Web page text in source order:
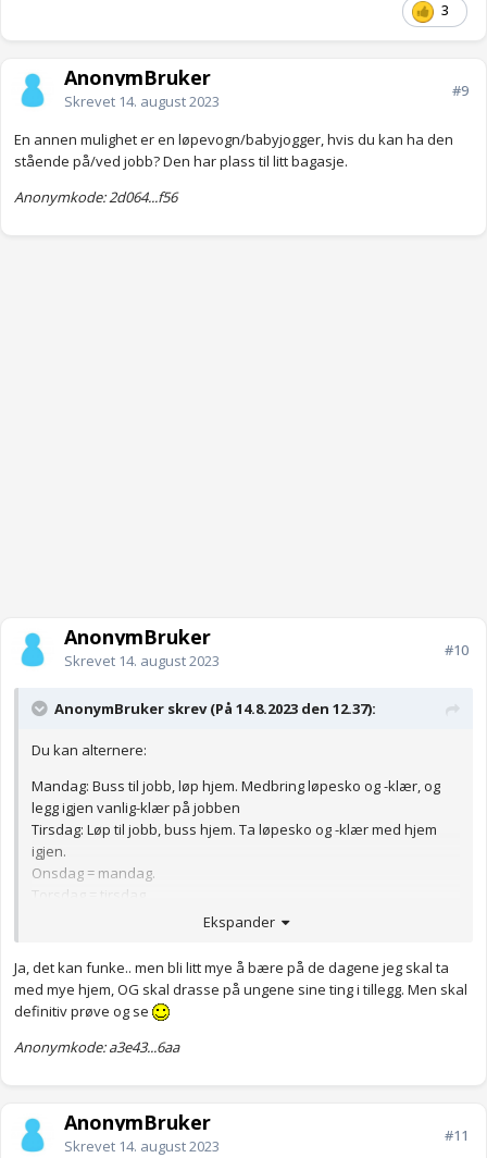
3
AnonymBruker
Skrevet 14. august 2023
#9
En annen mulighet er en løpevogn/babyjogger, hvis du kan ha den
stående på/ved jobb? Den har plass til litt bagasje.
Anonymkode: 2d064...f56
AnonymBruker
Skrevet 14. august 2023
#10
AnonymBruker skrev (På 14.8.2023 den 12.37):
Du kan alternere:
Mandag: Buss til jobb, løp hjem. Medbring løpesko og -klær, og
legg igjen vanlig-klær på jobben
Tirsdag: Løp til jobb, buss hjem. Ta løpesko og -klær med hjem
igjen.
Onsdag = mandag.
Torsdag = tirsdag.
Fredag: Fridag eller løp begge veier.
Anonymkode: 2d064...f56
Ekspander
Ja, det kan funke.. men bli litt mye å bære på de dagene jeg skal ta
med mye hjem, OG skal drasse på ungene sine ting i tillegg. Men skal
definitiv prøve og se
Anonymkode: a3e43...6aa
AnonymBruker
Skrevet 14. august 2023
#11